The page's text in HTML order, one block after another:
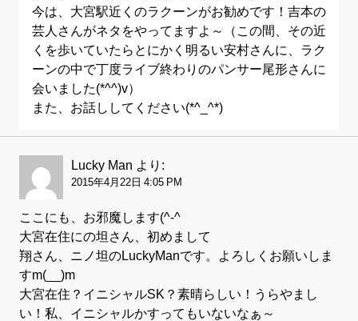
今は、大宮駅近くのラクーンがお勧めです！吉本の
芸人さんがネタをやってますよ～（この間、その近
くを歩いていたらとにかく明るい安村さんに、ラク
ーンの中で丁度ライブ終わりのパンサー尾形さんに
会いました(*^^)v）
また、お話ししてください(*^_^*)
Lucky Man より:
2015年4月22日 4:05 PM
ここにも、お邪魔します(^-^ゞ
大宮在住にの坦さん、初めまして
翔さん、ニノ坦のLuckyManです。よろしくお願いしま
すm(__)m
大宮在住？イニシャルSK？素晴らしい！うらやまし
い！私、イニシャルかすってもいないなぁ～